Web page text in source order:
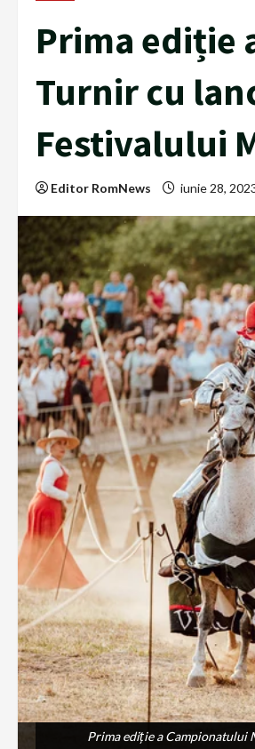
Prima ediție
Turnir cu
Festivalului
Editor RomNews iunie 28,
Prima ediție a Campionatului
Prima ediție a Campionatului